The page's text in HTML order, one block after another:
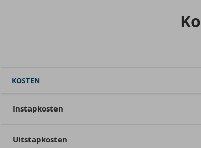
KOSTEN
Instapkosten
Uitstapkosten